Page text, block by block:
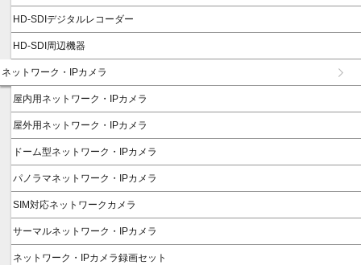
HD-SDIデジタルレコーダー
HD-SDI周辺機器
ネットワーク・IPカメラ
屋内用ネットワーク・IPカメラ
屋外用ネットワーク・IPカメラ
ドーム型ネットワーク・IPカメラ
パノラマネットワーク・IPカメラ
SIM対応ネットワークカメラ
サーマルネットワーク・IPカメラ
ネットワーク・IPカメラ録画セット